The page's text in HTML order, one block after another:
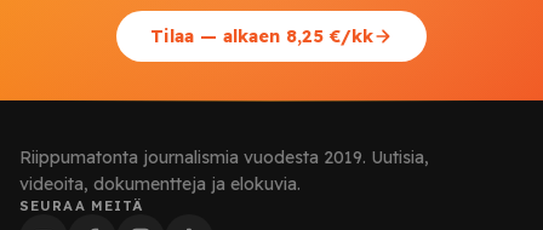
Tilaa — alkaen 8,25 €/kk
Riippumatonta journalismia vuodesta 2019. Uutisia,
videoita, dokumentteja ja elokuvia.
SEURAA MEITÄ